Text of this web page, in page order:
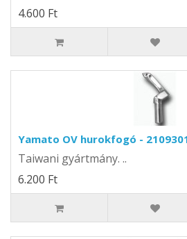
4.600 Ft
Yamato OV hurokfogó -
Taiwani gyártmány. ..
6.200 Ft